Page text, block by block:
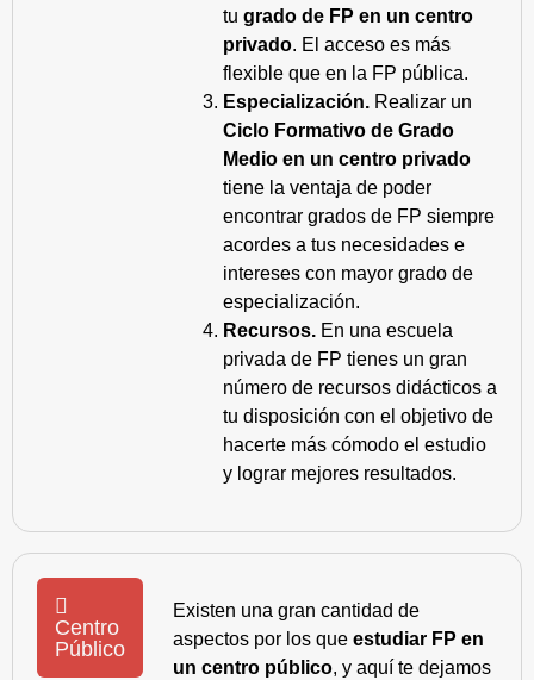
tu grado de FP en un centro
privado. El acceso es más
flexible que en la FP pública.
Especialización. Realizar un
Ciclo Formativo de Grado
Medio en un centro privado
tiene la ventaja de poder
encontrar grados de FP siempre
acordes a tus necesidades e
intereses con mayor grado de
especialización.
Recursos. En una escuela
privada de FP tienes un gran
número de recursos didácticos a
tu disposición con el objetivo de
hacerte más cómodo el estudio
y lograr mejores resultados.
Centro
Público
Existen una gran cantidad de
aspectos por los que estudiar FP en
un centro público, y aquí te dejamos